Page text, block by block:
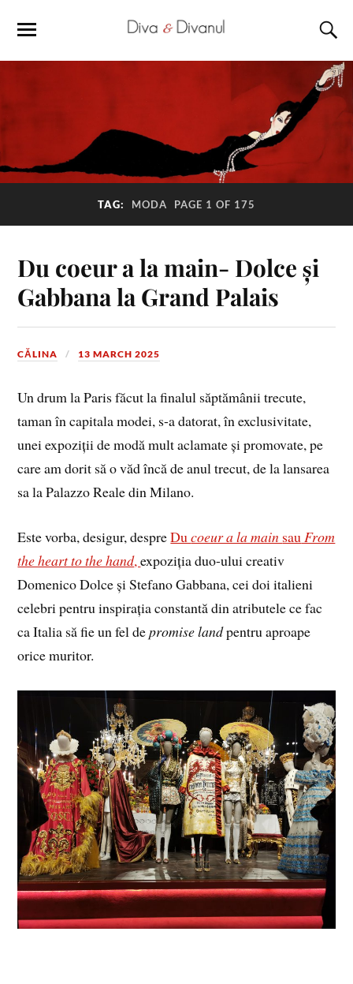
TAG: MODA PAGE 1 OF 175
Du coeur a la main- Dolce și
Gabbana la Grand Palais
CĂLINA 13 MARCH 2025
Un drum la Paris făcut la finalul săptămânii trecute,
taman în capitala modei, s-a datorat, în exclusivitate,
unei expoziții de modă mult aclamate și promovate, pe
care am dorit să o văd încă de anul trecut, de la lansarea
sa la Palazzo Reale din Milano.
Este vorba, desigur, despreDucoeur a la main sau From
the heart to the hand,expoziția duo-ului creativ
Domenico Dolce și Stefano Gabbana, cei doi italieni
celebri pentru inspirația constantă din atributele ce fac
ca Italia să fie un fel depromise landpentru aproape
orice muritor.